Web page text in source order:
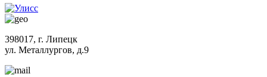
398017, г. Липецк
ул. Металлургов, д.9